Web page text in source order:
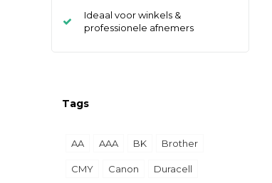
Ideaal voor winkels &
professionele afnemers
Tags
AA AAA BK Brother
CMY Canon Duracell